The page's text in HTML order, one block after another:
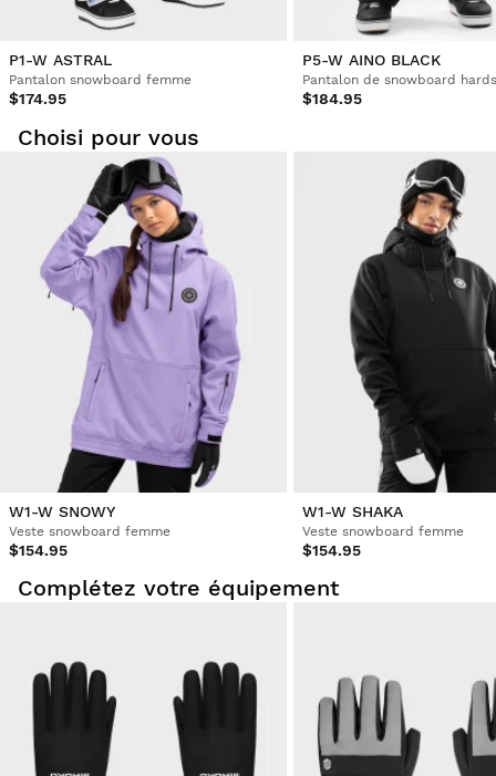
P1-W ASTRAL
Pantalon snowboard femme
$174.95
P5-W AINO BLACK
$184.95
Choisi pour vous
W1-W SNOWY
Veste snowboard femme
$154.95
W1-W SHAKA
Veste snowboard femme
$154.95
Complétez votre équipement